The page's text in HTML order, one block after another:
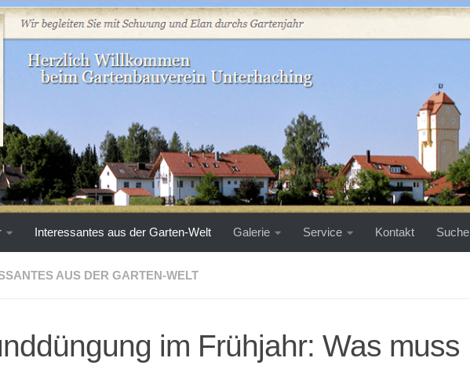
Interessantes aus der Garten-Welt Galerie Service Kontakt Suche
AUS DER GARTEN-WELT
im Frühjahr: Was muss